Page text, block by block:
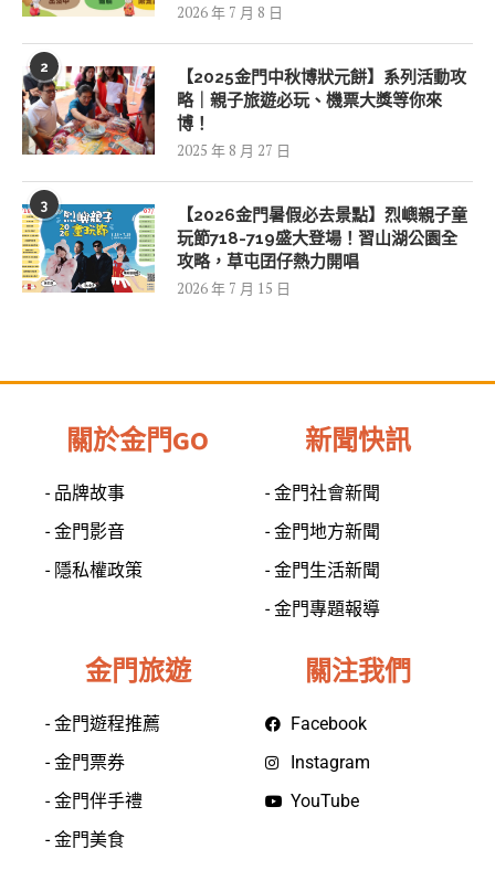
2026 年 7 月 8 日
2
【2025金門中秋博狀元餅】系列活動攻
略｜親子旅遊必玩、機票大獎等你來
博！
2025 年 8 月 27 日
3
【2026金門暑假必去景點】烈嶼親子童
玩節718-719盛大登場！習山湖公園全
攻略，草屯囝仔熱力開唱
2026 年 7 月 15 日
關於金門GO
- 品牌故事
- 金門影音
- 隱私權政策
新聞快訊
- 金門社會新聞
- 金門地方新聞
- 金門生活新聞
- 金門專題報導
金門旅遊
- 金門遊程推薦
- 金門票券
- 金門伴手禮
- 金門美食
關注我們
Facebook
Instagram
YouTube